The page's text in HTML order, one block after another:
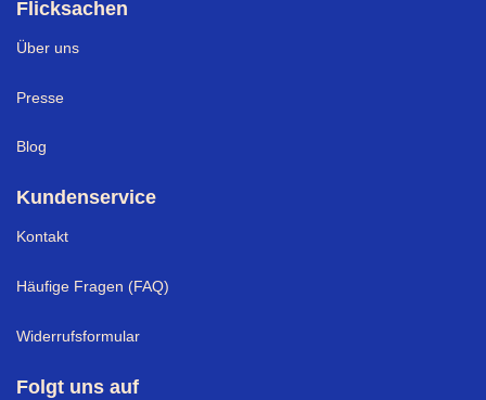
Flicksachen
Über uns
Presse
Blog
Kundenservice
Kontakt
Häufige Fragen (FAQ)
Widerrufsformular
Folgt uns auf